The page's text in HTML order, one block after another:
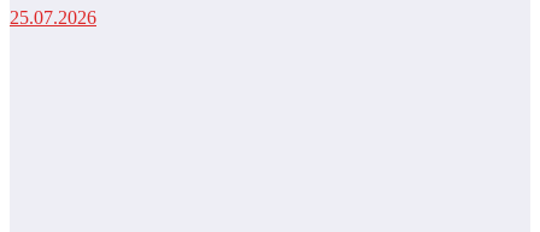
25.07.2026